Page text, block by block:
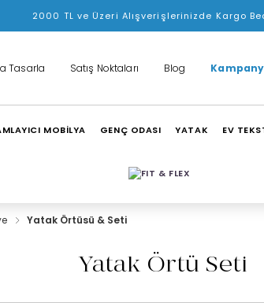
2000 TL ve Üzeri Alışverişlerinizde Kargo
Tasarla Satış Noktaları Blog
MOBİLYA GENÇ ODASI YATAK EV
Yatak Örtüsü & Seti
Yatak Örtü Seti